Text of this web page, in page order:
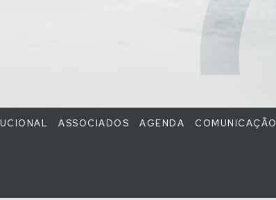
ASSOCIADOS AGENDA COMUNICAÇÃO